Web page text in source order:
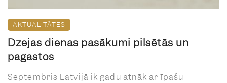
AKTUALITĀTES
Dzejas dienas pasākumi pilsētās un
pagastos
Septembris Latvijā ik gadu atnāk ar īpašu